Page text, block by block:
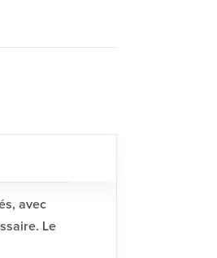
avec
Le